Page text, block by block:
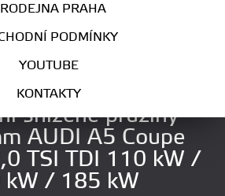
PRAHA
PODMÍNKY
YOUTUBE
KONTAKTY
INTERIÉR
by KW
snížené pružiny
AUDI A5 Coupe
TSI TDI 110 kW /
kW / 185 kW